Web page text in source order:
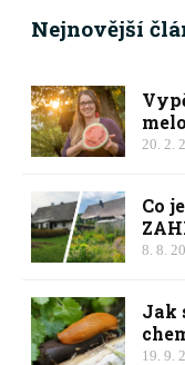
Nejnovější
20. 2.
Co
8. 8.
Jak
19. 9.